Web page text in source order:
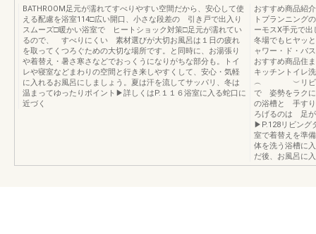
BATHROOM足元が濡れてすべりやすい空間だから、安心して使
える配慮を浴室114□広い開口、小さな段差の 引き戸で出入り
スムーズ□暖かい浴室で ヒートショック対策□足元が濡れてい
るので、 すべりにくい 素材選びが大切お風呂は１日の疲れ
を取ってくつろぐための大切な場所です。と同時に、お湯張り
や着替え・暑さ寒さなどでおっくうになりがちな部分も。トイ
レや寝室などまわりの空間と行き来しやすくして、安心・気軽
に入れるお風呂にしましょう。夏は汗を流してサッパリ、冬は
温まってゆったりポイント▶詳しくはP.１１６浴室に入る蛇口に
近づく
おすすめ商品紹
トプランニング
ーモスX手元で
冬場でもヒヤッ
ャワー・ド・バ
おすすめ商品住
キッチントイレ
︵ ︶リビング
で 姿勢をラク
の浴槽と 手す
ろげるのは 足
▶P.128リビング
室で着替えを準
体を洗う浴槽に
だ後、お風呂に